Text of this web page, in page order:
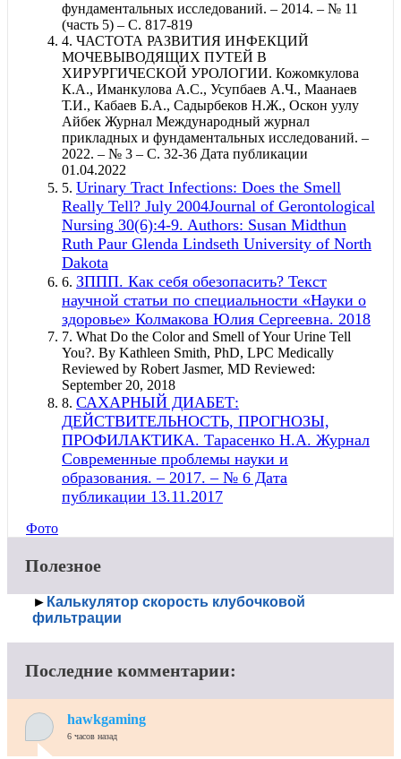
фундаментальных исследований. – 2014. – № 11
(часть 5) – С. 817-819
4. ЧАСТОТА РАЗВИТИЯ ИНФЕКЦИЙ
МОЧЕВЫВОДЯЩИХ ПУТЕЙ В
ХИРУРГИЧЕСКОЙ УРОЛОГИИ. Кожомкулова
К.А., Иманкулова А.С., Усупбаев А.Ч., Маанаев
Т.И., Кабаев Б.А., Садырбеков Н.Ж., Оскон уулу
Айбек Журнал Международный журнал
прикладных и фундаментальных исследований. –
2022. – № 3 – С. 32-36 Дата публикации
01.04.2022
5. Urinary Tract Infections: Does the Smell
Really Tell? July 2004Journal of Gerontological
Nursing 30(6):4-9. Authors: Susan Midthun
Ruth Paur Glenda Lindseth University of North
Dakota
6. ЗППП. Как себя обезопасить? Текст
научной статьи по специальности «Науки о
здоровье» Колмакова Юлия Сергеевна. 2018
7. What Do the Color and Smell of Your Urine Tell
You?. By Kathleen Smith, PhD, LPC Medically
Reviewed by Robert Jasmer, MD Reviewed:
September 20, 2018
8. САХАРНЫЙ ДИАБЕТ:
ДЕЙСТВИТЕЛЬНОСТЬ, ПРОГНОЗЫ,
ПРОФИЛАКТИКА. Тарасенко Н.А. Журнал
Современные проблемы науки и
образования. – 2017. – № 6 Дата
публикации 13.11.2017
Фото
Полезное
► Калькулятор скорость клубочковой
фильтрации
Последние комментарии:
hawkgaming
6 часов назад